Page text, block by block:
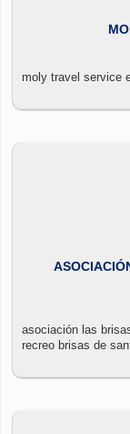
moly travel service
asociación las
recreo brisas de